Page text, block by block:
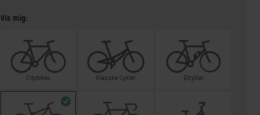
Vis mig:
Citybikes Klasiske Cykler Elcykler